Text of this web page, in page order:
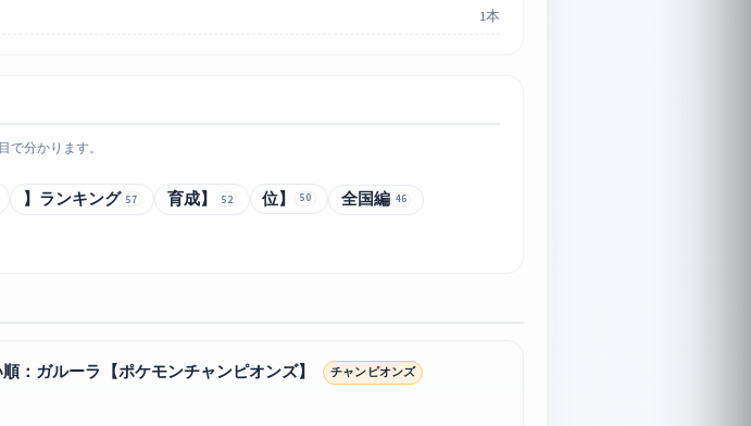
1本
分かります。
】ランキング 57 育成】 52 位】 50 全国編 46
：ガルーラ【ポケモンチャンピオンズ】 チャンピオンズ